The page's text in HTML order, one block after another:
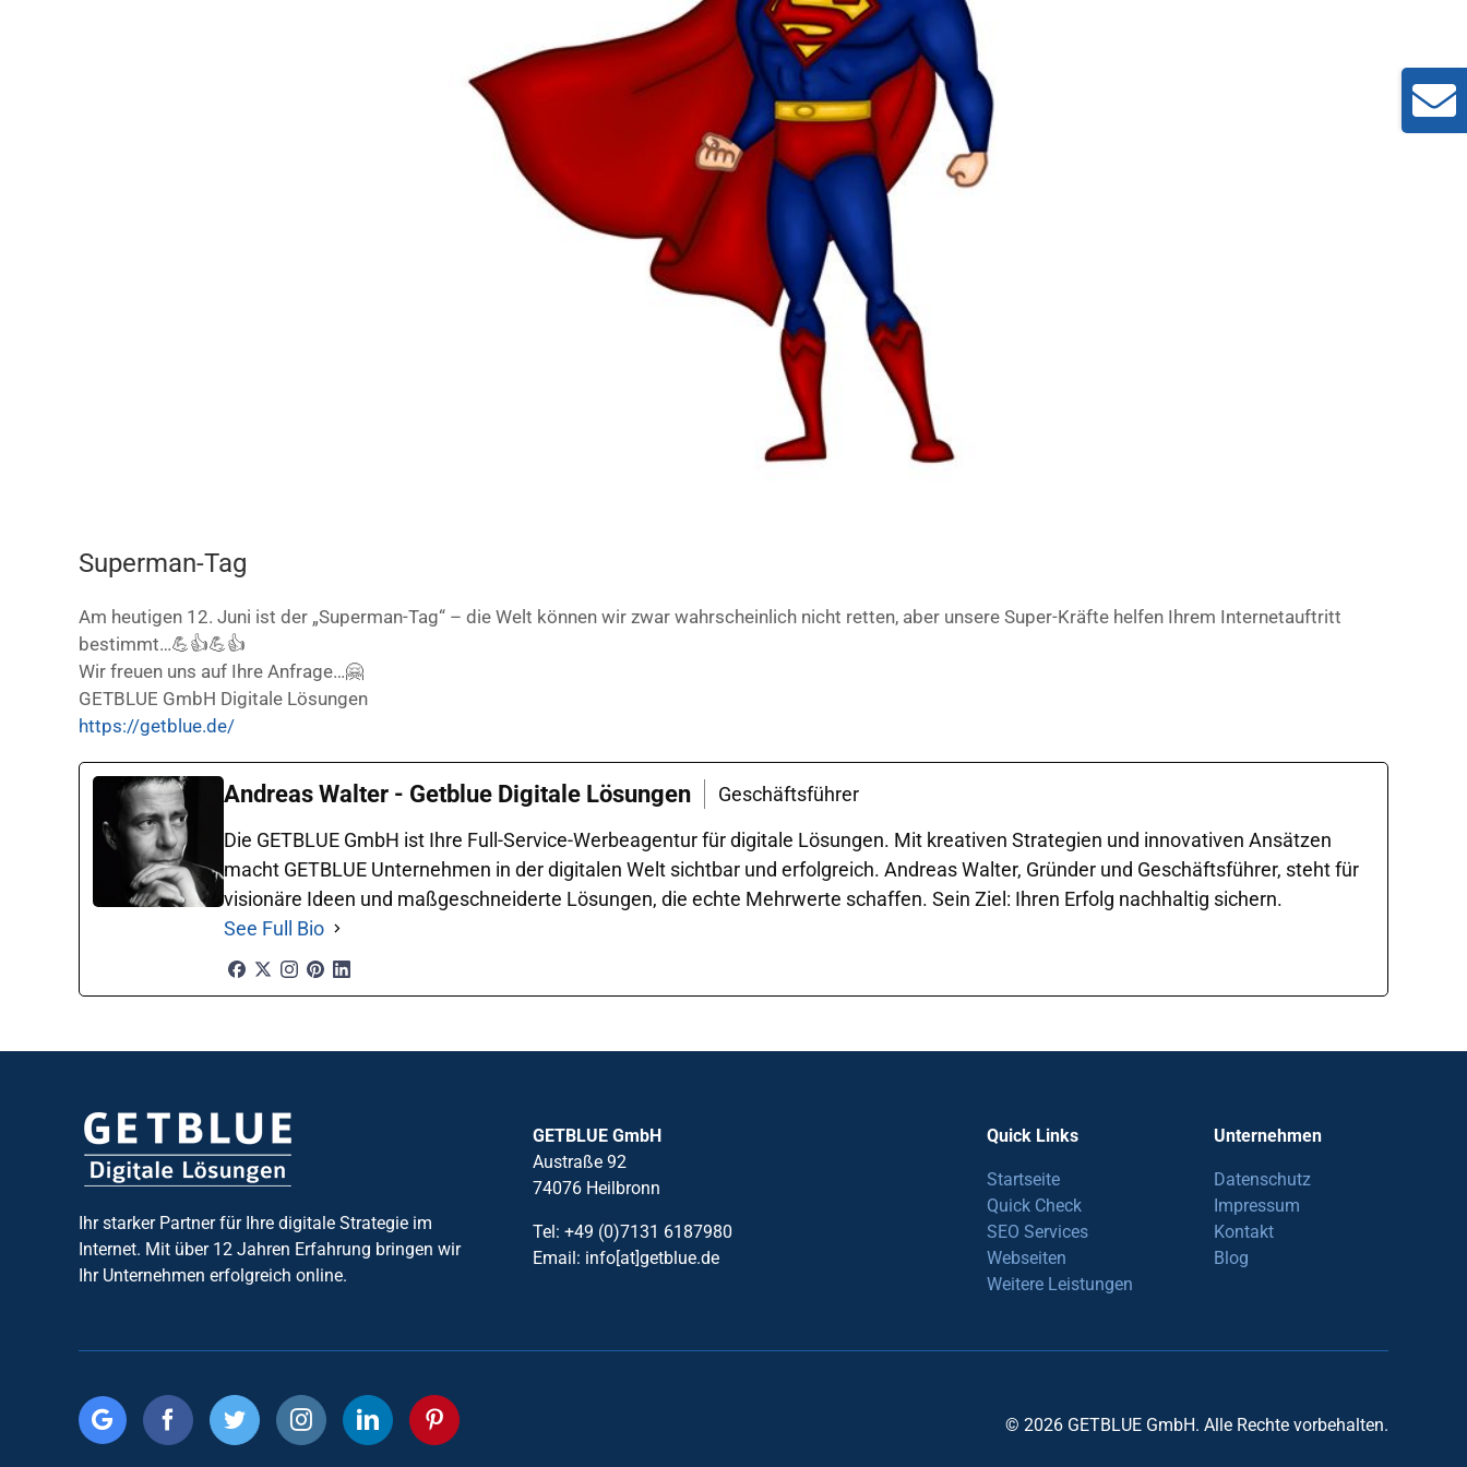
Superman-Tag
Am heutigen 12. Juni ist der „Superman-Tag“ – die Welt können wir zwar wahrscheinlich nicht retten, aber unsere Super-Kräfte helfen Ihrem Internetauftritt
bestimmt…💪👍💪👍
Wir freuen uns auf Ihre Anfrage…🤗
GETBLUE GmbH Digitale Lösungen
https://getblue.de/
Andreas Walter - Getblue Digitale Lösungen
Geschäftsführer
Die GETBLUE GmbH ist Ihre Full-Service-Werbeagentur für digitale Lösungen. Mit kreativen Strategien und innovativen Ansätzen
macht GETBLUE Unternehmen in der digitalen Welt sichtbar und erfolgreich. Andreas Walter, Gründer und Geschäftsführer, steht für
visionäre Ideen und maßgeschneiderte Lösungen, die echte Mehrwerte schaffen. Sein Ziel: Ihren Erfolg nachhaltig sichern.
See Full Bio
Ihr starker Partner für Ihre digitale Strategie im
Internet. Mit über 12 Jahren Erfahrung bringen wir
Ihr Unternehmen erfolgreich online.
GETBLUE GmbH
Austraße 92
74076 Heilbronn
Tel: +49 (0)7131 6187980
Email: info[at]getblue.de
Quick Links
Startseite
Quick Check
SEO Services
Webseiten
Weitere Leistungen
Unternehmen
Datenschutz
Impressum
Kontakt
Blog
© 2026 GETBLUE GmbH. Alle Rechte vorbehalten.
Toggle
Sliding
Bar